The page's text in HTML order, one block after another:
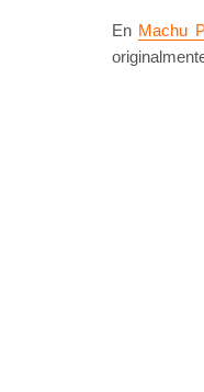
En Machu